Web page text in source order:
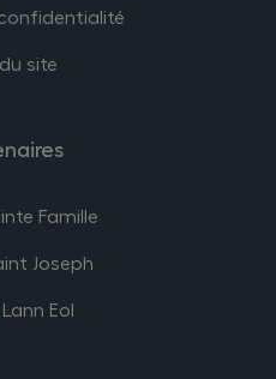
site
Famille
Joseph
Eol